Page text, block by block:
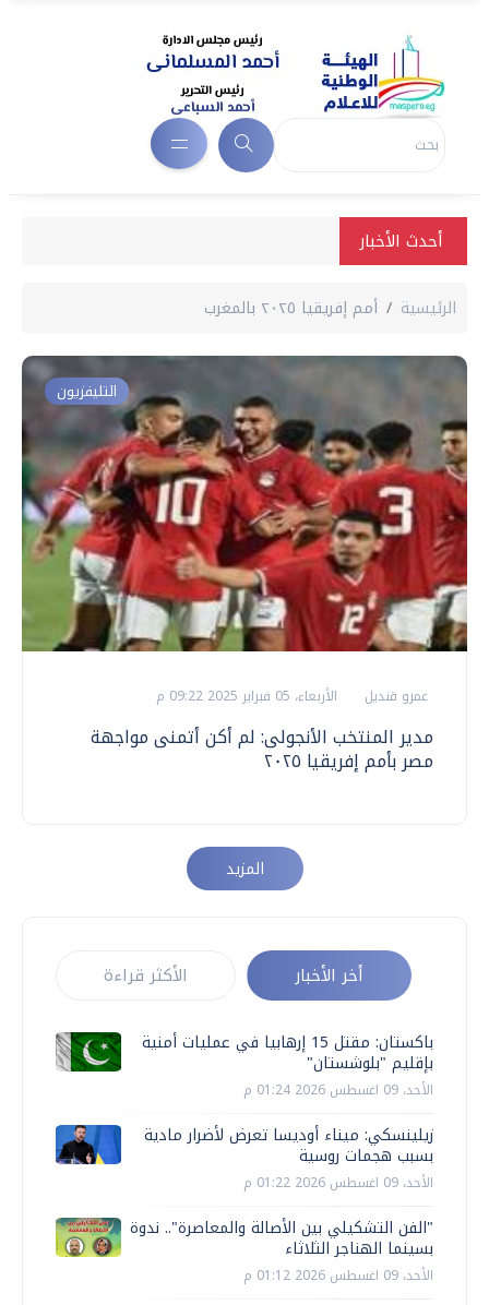
أحدث الأخبار
الرئيسية أمم إفريقيا ٢٠٢٥ بالمغرب
التليفزيون
عمرو قنديل الأربعاء، 05 فبراير 2025 09:22 م
مدير المنتخب الأنجولى: لم أكن أتمنى مواجهة
مصر بأمم إفريقيا ٢٠٢٥
المزيد
أخر الأخبار الأكثر قراءة
باكستان: مقتل 15 إرهابيا في عمليات أمنية
بإقليم "بلوشستان"
الأحد، 09 اغسطس 2026 01:24 م
زيلينسكي: ميناء أوديسا تعرض لأضرار مادية
بسبب هجمات روسية
الأحد، 09 اغسطس 2026 01:22 م
"الفن التشكيلي بين الأصالة والمعاصرة".. ندوة
بسينما الهناجر الثلاثاء
الأحد، 09 اغسطس 2026 01:12 م